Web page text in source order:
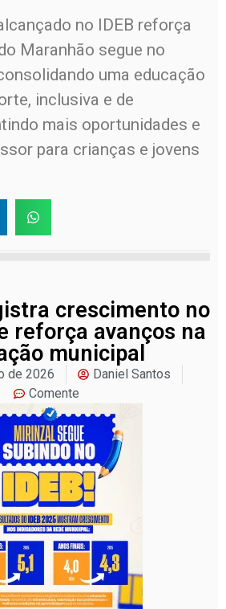
no IDEB reforça
Maranhão segue no
uma educação
inclusiva e de
mais oportunidades e
para crianças e jovens
crescimento no
reforça avanços na
municipal
de 2026
Daniel Santos
Comente